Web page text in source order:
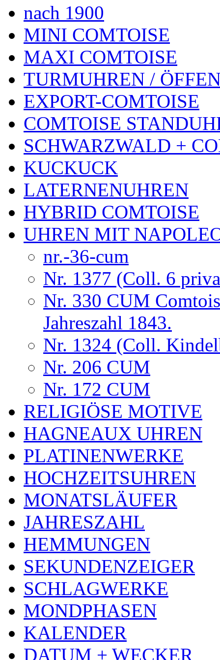
nach 1900
MINI COMTOISE
MAXI COMTOISE
TURMUHREN /
EXPORT-COMTOISE
COMTOISE
SCHWARZWALD +
KUCKUCK
LATERNENUHREN
HYBRID COMTOISE
UHREN MIT
nr.-36-cum
Nr. 1377 (Coll. 6
Nr. 330 CUM
Jahreszahl 1843.
Nr. 1324 (Coll.
Nr. 206 CUM
Nr. 172 CUM
RELIGIÖSE MOTIVE
HAGNEAUX UHREN
PLATINENWERKE
HOCHZEITSUHREN
MONATSLÄUFER
JAHRESZAHL
HEMMUNGEN
SEKUNDENZEIGER
SCHLAGWERKE
MONDPHASEN
KALENDER
DATUM + WECKER